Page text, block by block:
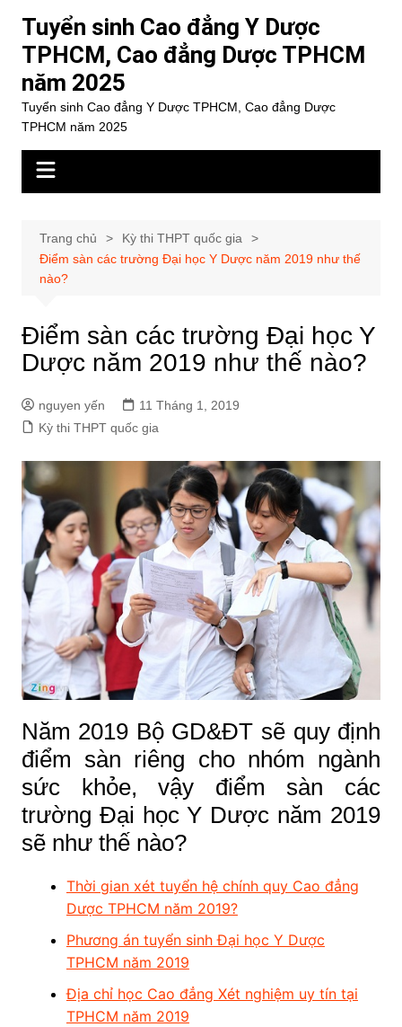
dung
Tuyển sinh Cao đẳng Y Dược
TPHCM, Cao đẳng Dược TPHCM
năm 2025
Tuyển sinh Cao đẳng Y Dược TPHCM, Cao đẳng Dược
TPHCM năm 2025
Trang chủ
Kỳ thi THPT quốc gia
Điểm sàn các trường Đại học Y Dược năm 2019 như thế
nào?
Điểm sàn các trường Đại học Y
Dược năm 2019 như thế nào?
nguyen yến
11 Tháng 1, 2019
Kỳ thi THPT quốc gia
Năm 2019 Bộ GD&ĐT sẽ quy định
điểm sàn riêng cho nhóm ngành
sức khỏe, vậy điểm sàn các
trường Đại học Y Dược năm 2019
sẽ như thế nào?
Thời gian xét tuyển hệ chính quy Cao đẳng
Dược TPHCM năm 2019?
Phương án tuyển sinh Đại học Y Dược
TPHCM năm 2019
Địa chỉ học Cao đẳng Xét nghiệm uy tín tại
TPHCM năm 2019